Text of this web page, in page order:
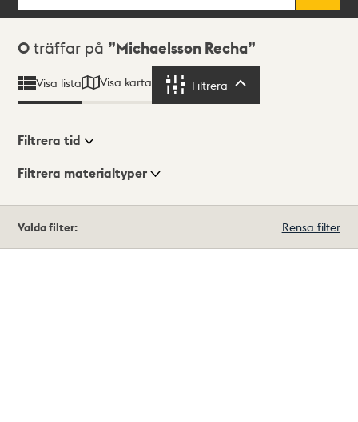
Sökresultat
0 träffar på Michaelsson Recha
Visa lista Visa karta Filtrera
Visningsläge
Filtrera tid
Filtrera materialtyper
träffar
Valda filter: Rensa filter